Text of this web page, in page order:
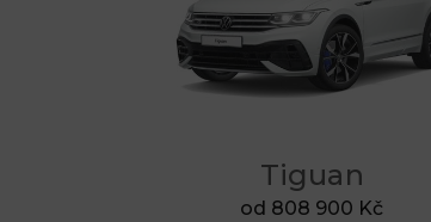
Tiguan
od 808 900 Kč